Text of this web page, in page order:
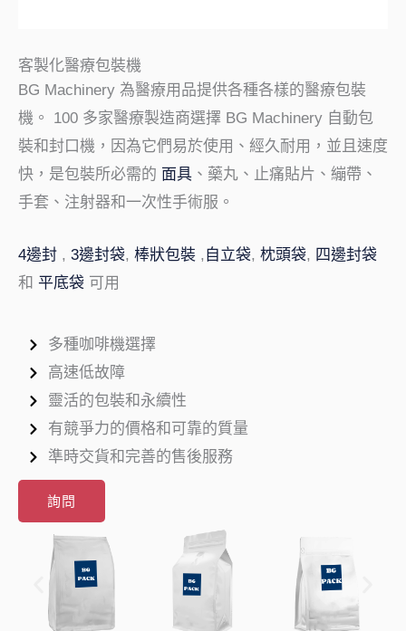
客製化醫療包裝機
BG Machinery 為醫療用品提供各種各樣的醫療包裝
機。 100 多家醫療製造商選擇 BG Machinery 自動包
裝和封口機，因為它們易於使用、經久耐用，並且速度
快，是包裝所必需的 面具 、藥丸、止痛貼片、繃帶、
手套、注射器和一次性手術服。
4邊封 , 3邊封袋, 棒狀包裝 , 自立袋, 枕頭袋, 四邊封袋
和 平底袋 可用
多種咖啡機選擇
高速低故障
靈活的包裝和永續性
有競爭力的價格和可靠的質量
準時交貨和完善的售後服務
詢問